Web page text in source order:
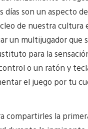
días son un aspecto
de nuestra cultura
un multijugador que
para la
o un ratón y
el juego por tu
compartirles la